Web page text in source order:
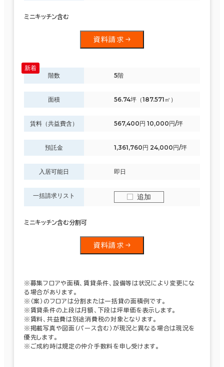
ミニキッチン含む
資料請求
階数 5階
面積 56.74坪（187.571㎡）
賃料（共益費含） 567,400円 10,000円/坪
預託金 1,361,760円 24,000円/坪
入居可能日 即日
一括請求リスト 追加
ミニキッチン含む分割可
資料請求
※募集フロアや面積、賃貸条件、設備等は状況により変更にな
る場合があります。
※（案）のフロアは分割または一括貸の面積例です。
※賃貸条件の上段は月額、下段は坪単価を表示します。
※賃料、共益費は別途消費税の対象となります。
※掲載写真や図面（パース含む）が現況と異なる場合は現況を
優先します。
※ご成約時は規定の仲介手数料を申し受けます。